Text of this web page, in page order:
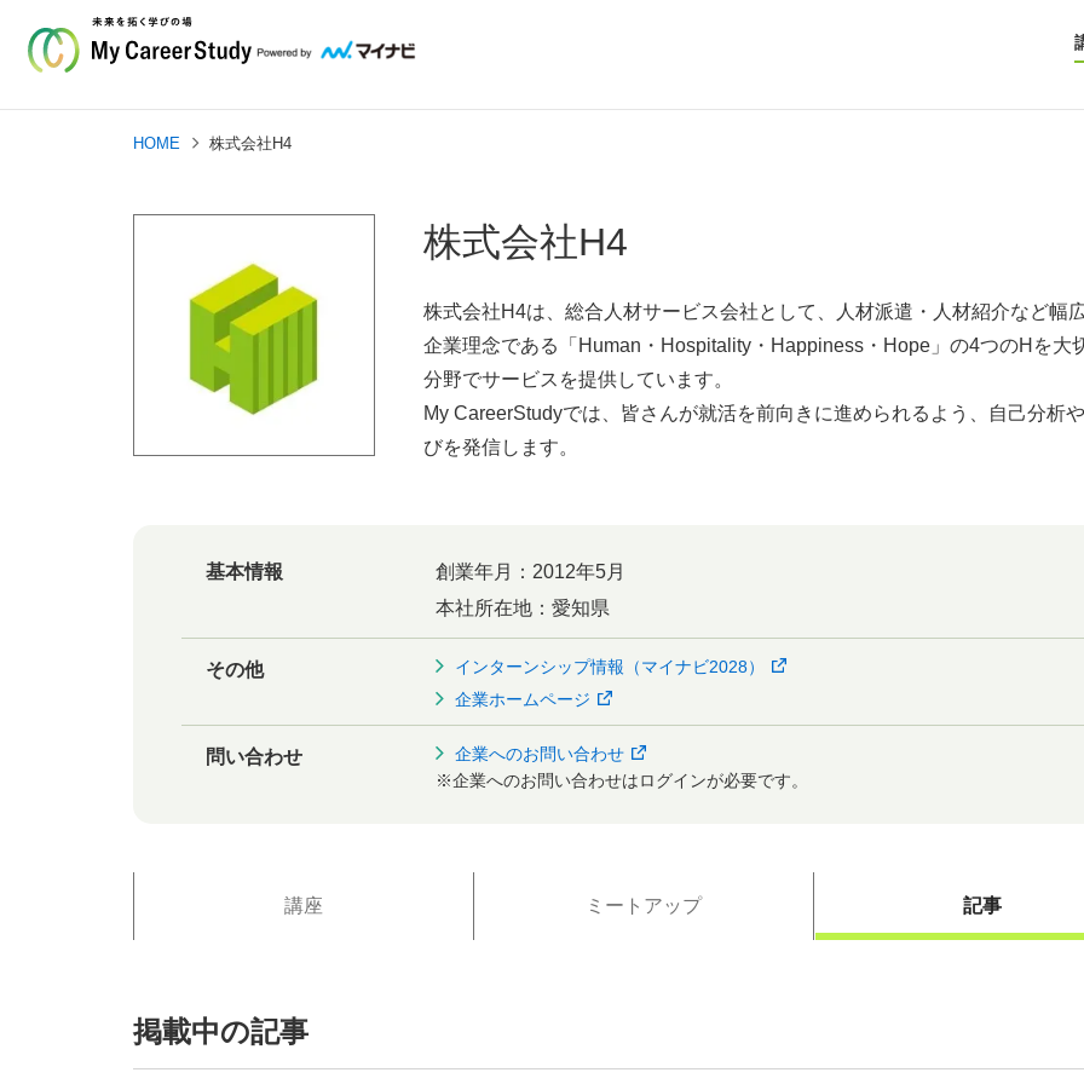
HOME 株式会社H4
株式会社H4
株式会社H4は、総合人材サービス会社として、人材派遣・人材紹介など幅
企業理念である「Human・Hospitality・Happiness・Hope」の4つのHを大
分野でサービスを提供しています。
My CareerStudyでは、皆さんが就活を前向きに進められるよう、自己分析
びを発信します。
基本情報 創業年月： 2012年5月
本社所在地： 愛知県
その他
インターンシップ情報（マイナビ2028）
企業ホームページ
問い合わせ
企業へのお問い合わせ
※企業へのお問い合わせはログインが必要です。
講座 ミートアップ 記事
掲載中の記事